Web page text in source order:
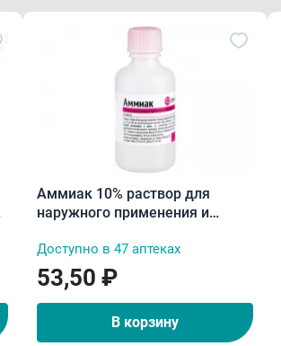
Аммиак 10% раствор для
наружного применения и
Доступно в 47 аптеках
53,50 ₽
В корзину